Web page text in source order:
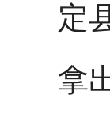
定
拿